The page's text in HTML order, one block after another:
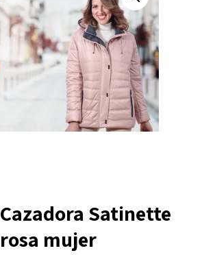
Cazadora Satinette
rosa mujer